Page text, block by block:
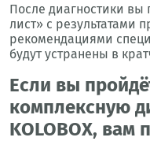
После диагностики вы
лист» с результатами
рекомендациями
будут устранены в
Если вы
комплексную
KOLOBOX, вам